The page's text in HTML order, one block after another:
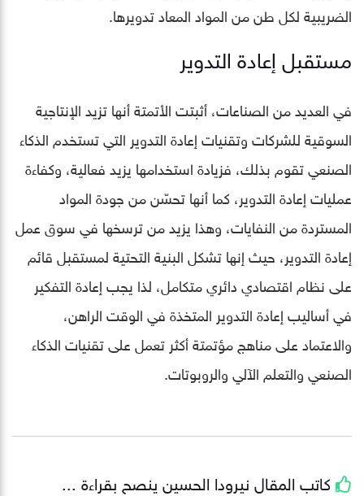
الضريبية لكل طن من المواد المعاد تدويرها.
مستقبل إعادة التدوير
في العديد من الصناعات، أثبتت الأتمتة أنها تزيد الإنتاجية
السوقية للشركات وتقنيات إعادة التدوير التي تستخدم الذكاء
الصنعي تقوم بذلك، فزيادة استخدامها يزيد فعالية، وكفاءة
عمليات إعادة التدوير، كما أنها تحسّن من جودة المواد
المستردة من النفايات، وهذا يزيد من ترسخها في سوق عمل
إعادة التدوير، حيث إنها تشكل البنية التحتية لمستقبل قائم
على نظام اقتصادي دائري متكامل، لذا يجب إعادة التفكير
في أساليب إعادة التدوير المتخذة في الوقت الراهن،
والاعتماد على مناهج مؤتمتة أكثر تعمل على تقنيات الذكاء
الصنعي والتعلم الآلي والروبوتات.
كاتب المقال نيرودا الحسين ينصح بقراءة ...